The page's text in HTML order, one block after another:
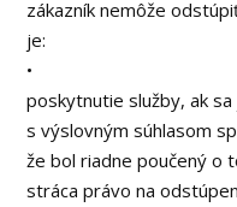
zákazník nemôže
je:
•
poskytnutie služby, ak
s výslovným súhlasom
že bol riadne poučený o
stráca právo na